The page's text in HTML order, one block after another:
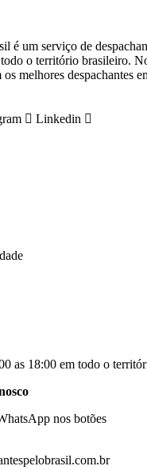
é um serviço de
todo o território brasileiro.
melhores despachantes
Linkedin
as 18:00 em todo o
nos botões